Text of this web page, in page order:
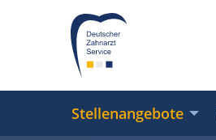
Stellenangebote